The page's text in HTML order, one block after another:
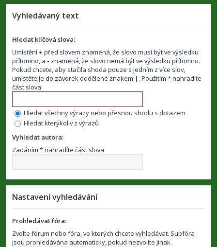
Vyhledávaný text
Hledat klíčová slova:
Umístění + před slovem znamená, že slovo musí být ve výsledku
přítomno, a - znamená, že slovo nemá být ve výsledku přítomno.
Pokud chcete, aby stačila shoda pouze s jedním z více slov,
umístěte je do závorek oddělené znakem | . Použitím * nahradíte
část slova
Hledat všechny výrazy nebo přesnou shodu s dotazem
Hledat kterýkoliv z výrazů
Vyhledat autora:
Zadáním * nahradíte část slova
Nastavení vyhledávání
Prohledávat fóra:
Zvolte fórum nebo fóra, ve kterých chcete vyhledávat. Subfóra
jsou prohledávána automaticky, pokud nezvolíte jinak.